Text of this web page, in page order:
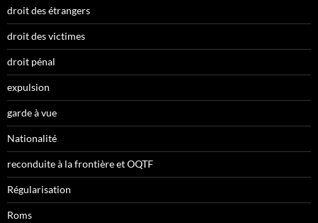
droit des étrangers
droit des victimes
droit pénal
expulsion
garde à vue
Nationalité
reconduite à la frontière et OQTF
Régularisation
Roms